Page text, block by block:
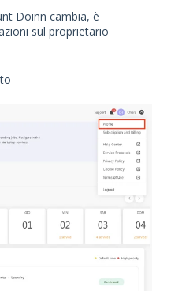
Doinn cambia, è
sul proprietario